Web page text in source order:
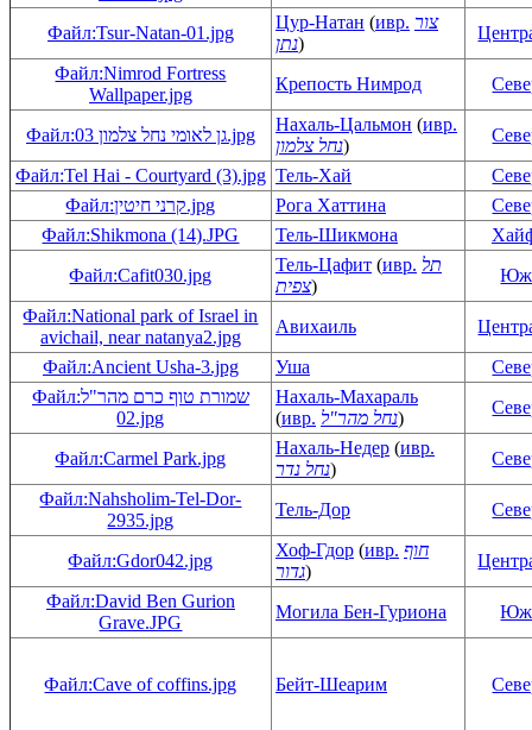
Файл:Tsur-Natan-01.jpg
Цур-Натан (ивр. צור
נתן)
Файл:Nimrod Fortress
Wallpaper.jpg
Крепость Нимрод
Файл:גן לאומי נחל צלמון 03.jpg
Нахаль-Цальмон (ивр.
נחל צלמון)
Файл:Tel Hai - Courtyard (3).jpg Тель-Хай
Файл:קרני חיטין.jpg
Рога Хаттина
Файл:Shikmona (14).JPG
Тель-Шикмона
Файл:Cafit030.jpg
Тель-Цафит (ивр. תל
צפית)
Файл:National park of Israel in
avichail, near natanya2.jpg
Авихаиль
Файл:Ancient Usha-3.jpg
Уша
Файл:שמורת טוף כרם מהר"ל
02.jpg
Нахаль-Махараль
(ивр. נחל מהר"ל)
Файл:Carmel Park.jpg
Нахаль-Недер (ивр.
נחל נדר)
Файл:Nahsholim-Tel-Dor-
2935.jpg
Тель-Дор
Файл:Gdor042.jpg
Хоф-Гдор (ивр. חוף
גדור)
Файл:David Ben Gurion
Grave.JPG
Могила Бен-Гуриона
Файл:Cave of coffins.jpg Бейт-Шеарим